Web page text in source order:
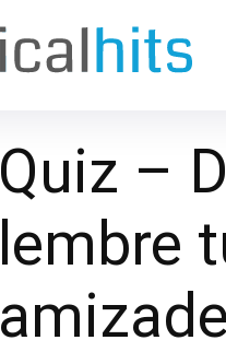
Quiz –
lembre